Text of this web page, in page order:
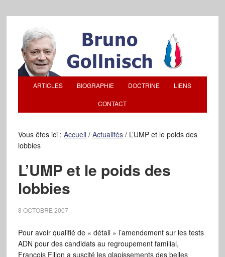
ARTICLES BIOGRAPHIE DOCTRINE LIENS
CONTACT
Vous êtes ici : Accueil / Actualités /L’UMP et le poids des
lobbies
L’UMP et le poids des
lobbies
8 OCTOBRE 2007
Pour avoir qualifié de « détail » l’amendement sur les tests
ADN pour des candidats au regroupement familial,
François Fillon a suscité les glapissements des belles